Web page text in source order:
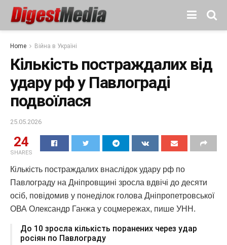
Home Війна в Україні
Кількість постраждалих від
удару рф у Павлограді
подвоїлася
25.05.2026
24
SHARES
Кількість постраждалих внаслідок удару рф по
Павлограду на Дніпровщині зросла вдвічі до десяти
осіб, повідомив у понеділок голова Дніпропетровської
ОВА Олександр Ганжа у соцмережах, пише УНН.
До 10 зросла кількість поранених через удар
росіян по Павлограду